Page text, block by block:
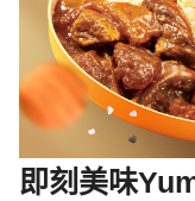
即刻美味